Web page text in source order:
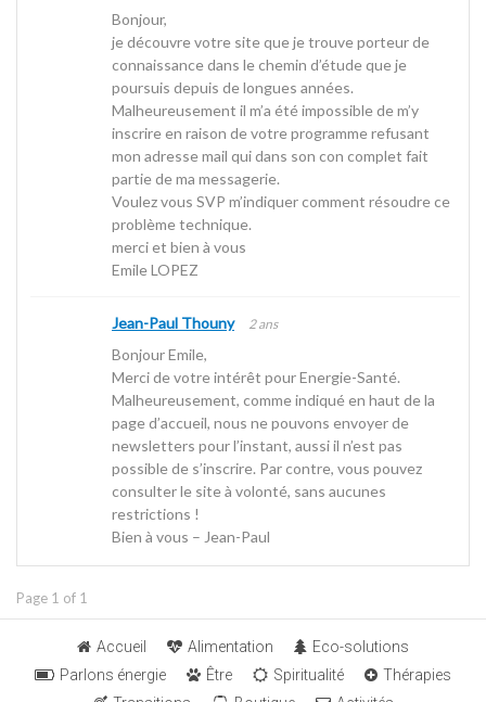
Bonjour,
je découvre votre site que je trouve porteur de
connaissance dans le chemin d’étude que je
poursuis depuis de longues années.
Malheureusement il m’a été impossible de m’y
inscrire en raison de votre programme refusant
mon adresse mail qui dans son con complet fait
partie de ma messagerie.
Voulez vous SVP m’indiquer comment résoudre ce
problème technique.
merci et bien à vous
Emile LOPEZ
Jean-Paul Thouny 2 ans
Bonjour Emile,
Merci de votre intérêt pour Energie-Santé.
Malheureusement, comme indiqué en haut de la
page d’accueil, nous ne pouvons envoyer de
newsletters pour l’instant, aussi il n’est pas
possible de s’inscrire. Par contre, vous pouvez
consulter le site à volonté, sans aucunes
restrictions !
Bien à vous – Jean-Paul
Page 1 of 1
Accueil Alimentation
Eco-solutions
Parlons énergie
Être Spiritualité
Thérapies